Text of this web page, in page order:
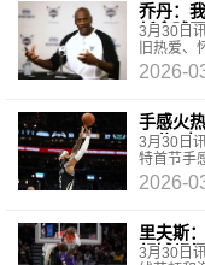
乔丹：
新拿球
3月30日
旧热爱、
点想念，
2026-
手感火
三分5中
3月30日
特首节手
下11分2
2026-
里夫斯
领域都
3月30日